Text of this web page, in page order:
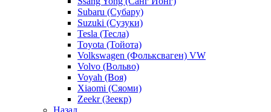
Subaru (Субару)
Suzuki (Сузуки)
Tesla (Тесла)
Toyota (Тойота)
Volkswagen (Фольксваген) VW
Volvo (Вольво)
Voyah (Воя)
Xiaomi (Сяоми)
Zeekr (Зеекр)
Назад